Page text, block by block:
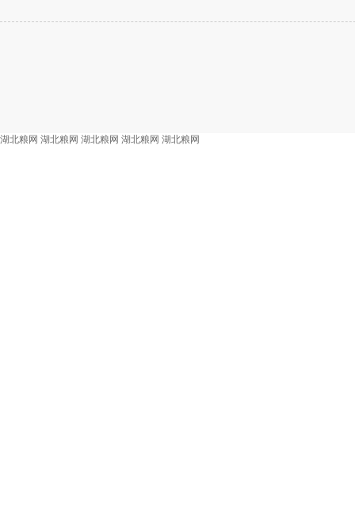
湖北粮网 湖北粮网 湖北粮网 湖北粮网 湖北粮网